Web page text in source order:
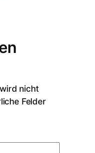
nicht
Felder